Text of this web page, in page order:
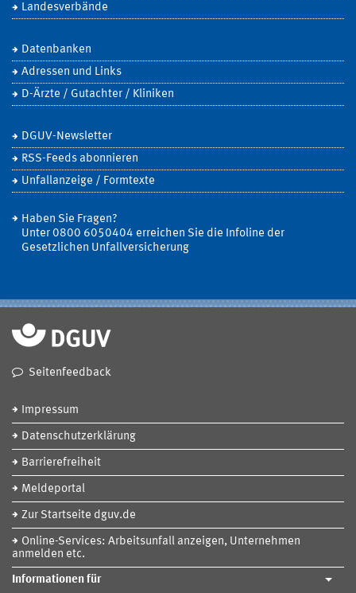
Landesverbände
Datenbanken
Adressen und Links
D-Ärzte / Gutachter / Kliniken
DGUV-Newsletter
RSS-Feeds abonnieren
Unfallanzeige / Formtexte
Haben Sie Fragen?
Unter 0800 6050404 erreichen Sie die Infoline der
Gesetzlichen Unfallversicherung
Seitenfeedback
Impressum
Datenschutzerklärung
Barrierefreiheit
Meldeportal
Zur Startseite dguv.de
Online-Services: Arbeitsunfall anzeigen, Unternehmen
anmelden etc.
Informationen für